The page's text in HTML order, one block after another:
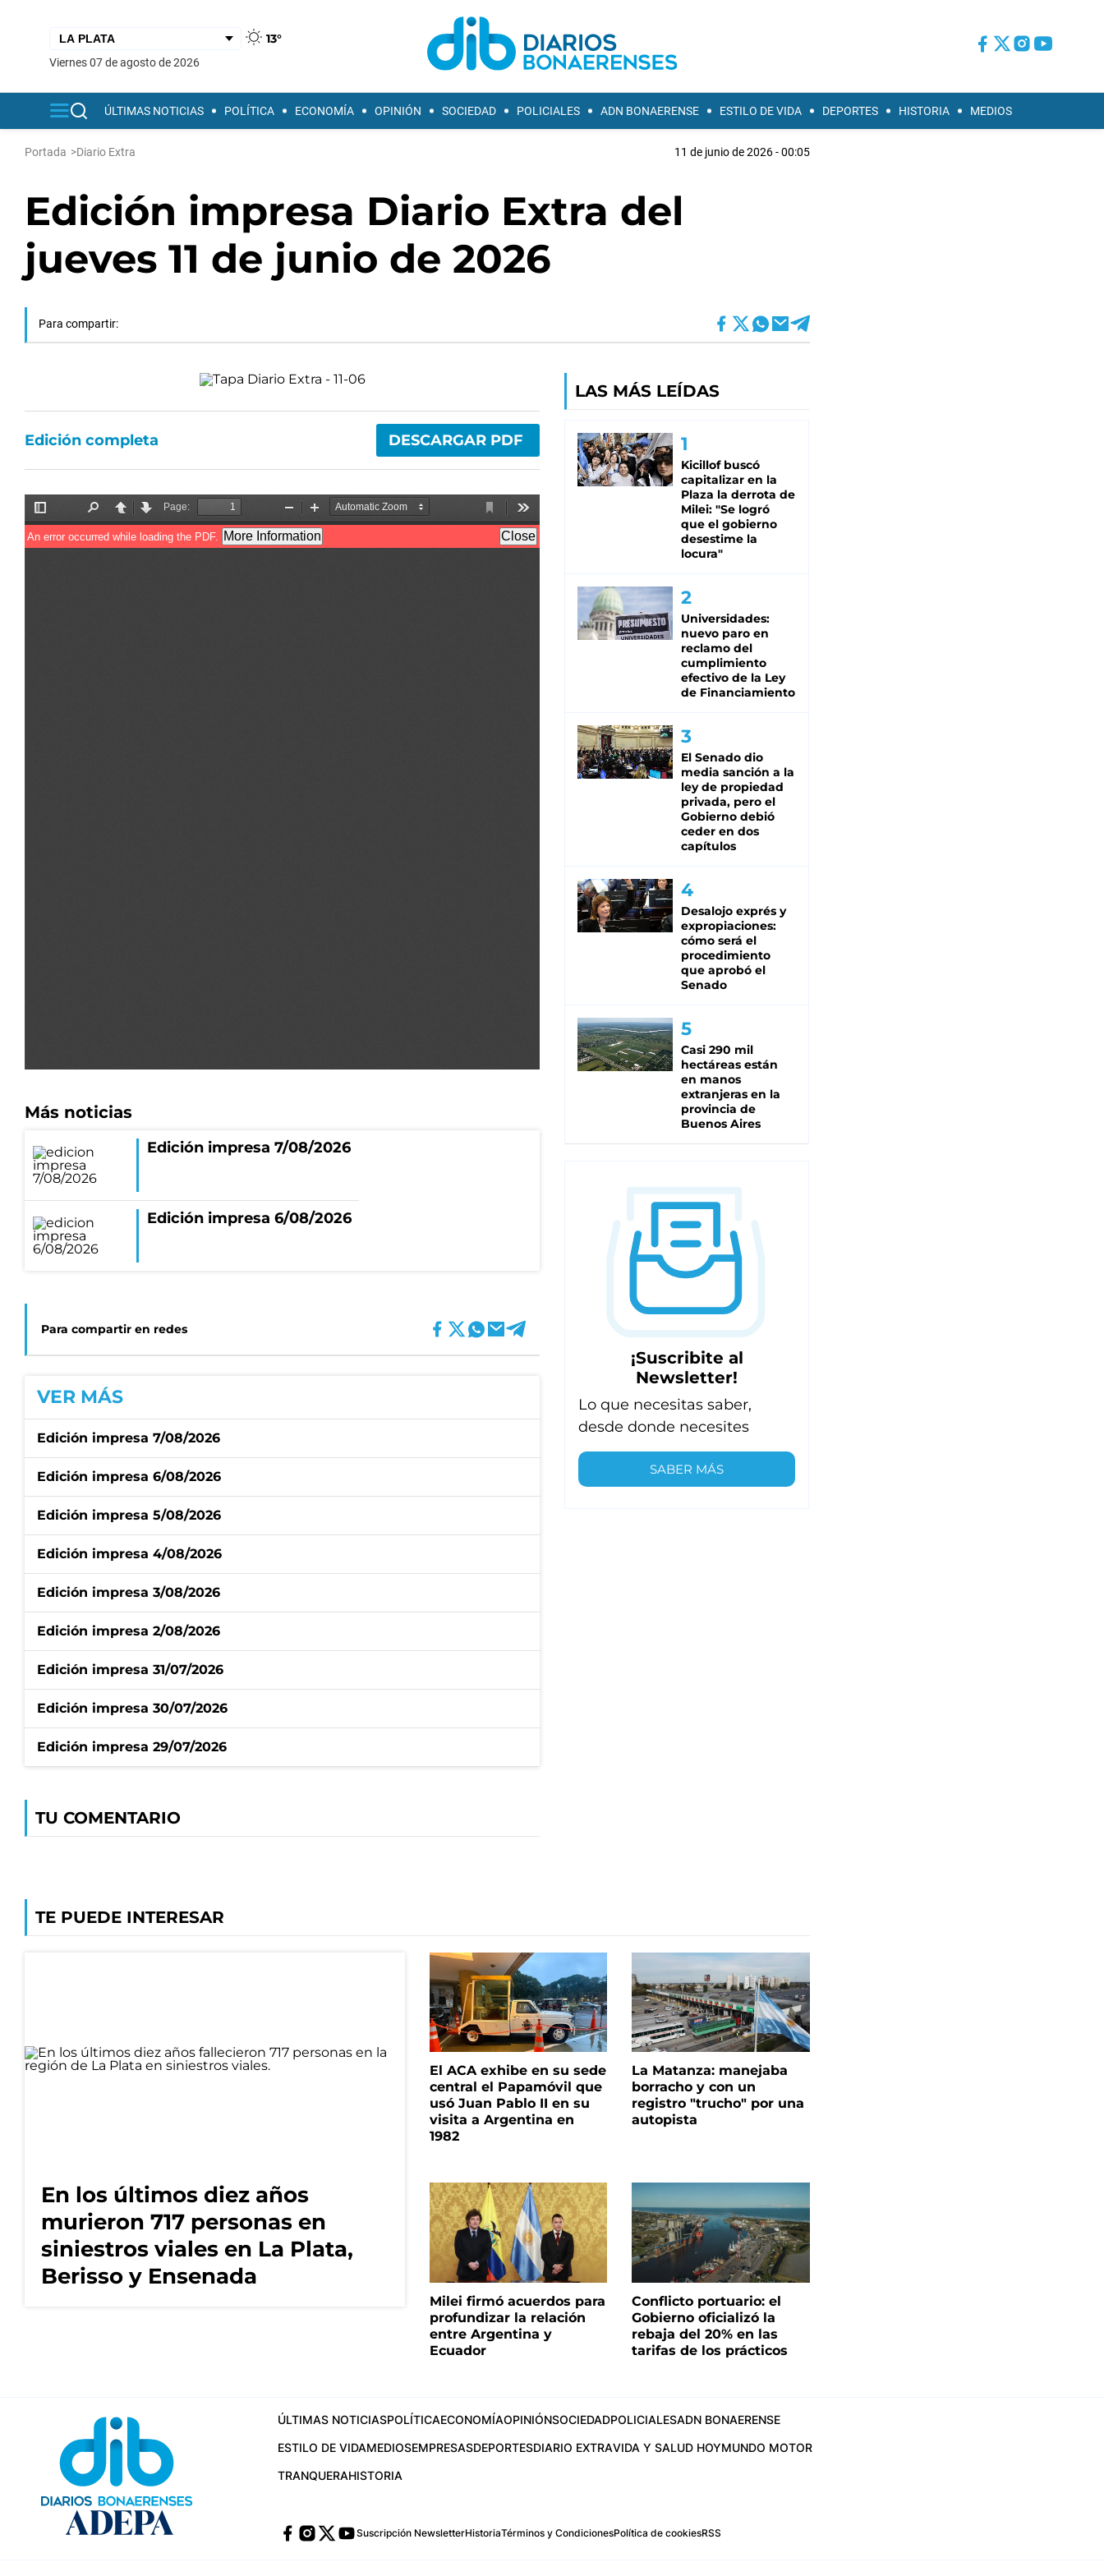
13°
viernes 07 de agosto de 2026
ÚLTIMAS NOTICIAS POLÍTICA ECONOMÍA OPINIÓN SOCIEDAD POLICIALES ADN BONAERENSE ESTILO DE VIDA DEPORTES HISTORIA MEDIOS
Portada >Diario Extra 11 de junio de 2026 - 00:05
Edición impresa Diario Extra del
jueves 11 de junio de 2026
Para compartir:
Edición completa DESCARGAR PDF
Más noticias
Edición impresa 7/08/2026
Edición impresa 6/08/2026
Para compartir en redes
VER MÁS
Edición impresa 7/08/2026
Edición impresa 6/08/2026
Edición impresa 5/08/2026
Edición impresa 4/08/2026
Edición impresa 3/08/2026
Edición impresa 2/08/2026
Edición impresa 31/07/2026
Edición impresa 30/07/2026
Edición impresa 29/07/2026
TU COMENTARIO
LAS MÁS LEÍDAS
Kicillof buscó
capitalizar en la
Plaza la derrota de
Milei: "Se logró
que el gobierno
desestime la
locura"
Universidades:
nuevo paro en
reclamo del
cumplimiento
efectivo de la Ley
de Financiamiento
El Senado dio
media sanción a la
ley de propiedad
privada, pero el
Gobierno debió
ceder en dos
capítulos
Desalojo exprés y
expropiaciones:
cómo será el
procedimiento
que aprobó el
Senado
Casi 290 mil
hectáreas están
en manos
extranjeras en la
provincia de
Buenos Aires
¡Suscribite al
Newsletter!
Lo que necesitas saber,
desde donde necesites
SABER MÁS
TE PUEDE INTERESAR
En los últimos diez años
murieron 717 personas en
siniestros viales en La Plata,
Berisso y Ensenada
El ACA exhibe en su sede
central el Papamóvil que
usó Juan Pablo II en su
visita a Argentina en
1982
La Matanza: manejaba
borracho y con un
registro "trucho" por una
autopista
Milei firmó acuerdos para
profundizar la relación
entre Argentina y
Ecuador
Conflicto portuario: el
Gobierno oficializó la
rebaja del 20% en las
tarifas de los prácticos
ÚLTIMAS NOTICIASPOLÍTICAECONOMÍAOPINIÓNSOCIEDADPOLICIALESADN BONAERENSE
ESTILO DE VIDAMEDIOSEMPRESASDEPORTESDIARIO EXTRAVIDA Y SALUD HOYMUNDO MOTOR
TRANQUERAHISTORIA
Suscripción NewsletterHistoriaTérminos y CondicionesPolítica de cookiesRSS